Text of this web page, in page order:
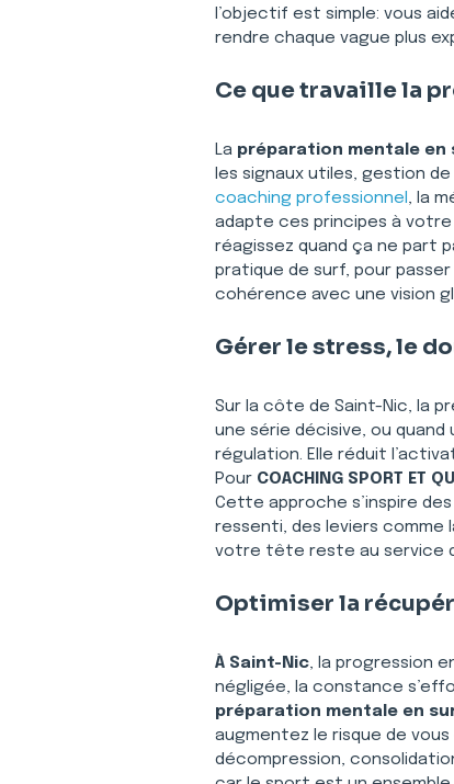
l’objectif est simple: vous
rendre chaque vague plus
Ce que travaille la
La préparation mentale en
les signaux utiles, gestion
coaching professionnel , la
adapte ces principes à
réagissez quand ça ne part
pratique de surf, pour
cohérence avec une vision
Gérer le stress, le
Sur la côte de Saint-Nic, la
une série décisive, ou
régulation. Elle réduit
Pour COACHING SPORT ET
Cette approche s’inspire
ressenti, des leviers comme
votre tête reste au service
Optimiser la
À Saint-Nic, la progression
négligée, la constance
préparation mentale en
augmentez le risque de vous
décompression,